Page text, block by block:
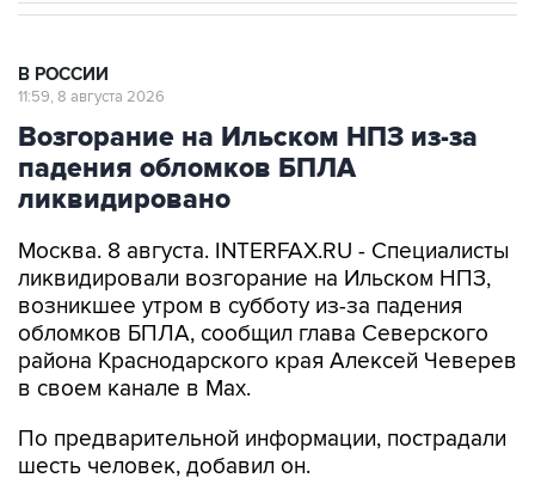
В РОССИИ
11:59, 8 августа 2026
Возгорание на Ильском НПЗ из-за
падения обломков БПЛА
ликвидировано
Москва. 8 августа. INTERFAX.RU - Специалисты
ликвидировали возгорание на Ильском НПЗ,
возникшее утром в субботу из-за падения
обломков БПЛА, сообщил глава Северского
района Краснодарского края Алексей Чеверев
в своем канале в Max.
По предварительной информации, пострадали
шесть человек, добавил он.